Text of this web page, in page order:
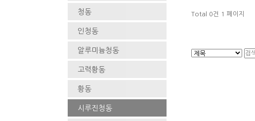
청동
인청동
알루미늄청동
고력황동
황동
시루진청동
Total 0건 1 페이지